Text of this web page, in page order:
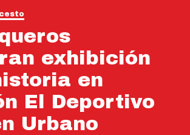
exhibición
en
El Deportivo
Urbano